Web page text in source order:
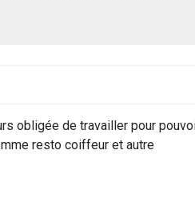
obligée de travailler pour
resto coiffeur et autre